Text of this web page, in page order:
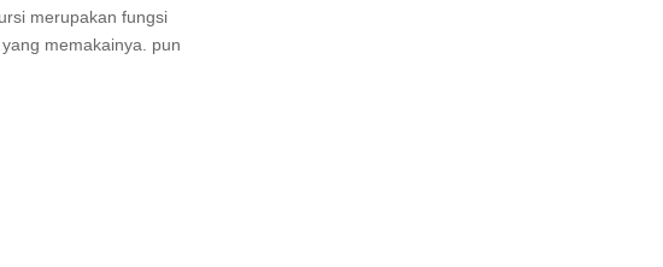
merupakan fungsi
memakainya. pun